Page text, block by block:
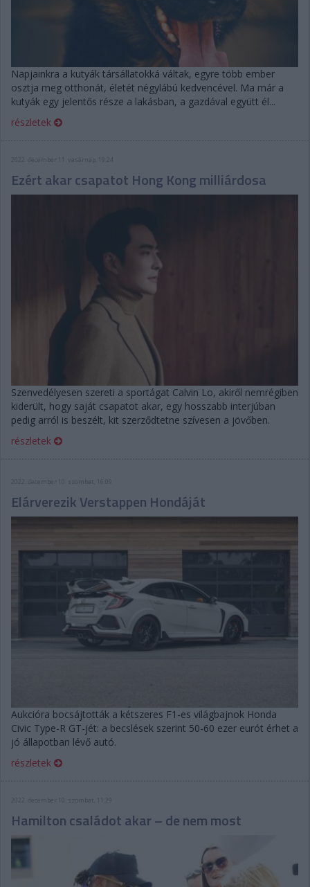
Napjainkra a kutyák társállatokká váltak, egyre több ember
osztja meg otthonát, életét négylábú kedvencével. Ma már a
kutyák egy jelentős része a lakásban, a gazdával együtt él...
részletek
2022. december 11. vasárnap, 19:24
Ezért akar csapatot Hong Kong milliárdosa
Szenvedélyesen szereti a sportágat Calvin Lo, akiről nemrégiben
kiderült, hogy saját csapatot akar, egy hosszabb interjúban
pedig arról is beszélt, kit szerződtetne szívesen a jövőben.
részletek
2022. december 10. szombat, 16:09
Elárverezik Verstappen Hondáját
Aukcióra bocsájtották a kétszeres F1-es világbajnok Honda
Civic Type-R GT-jét: a becslések szerint 50-60 ezer eurót érhet a
jó állapotban lévő autó.
részletek
2022. december 10. szombat, 11:29
Hamilton családot akar – de nem most